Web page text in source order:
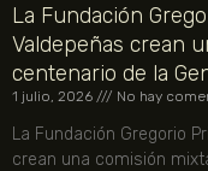
La Fundación
Valdepeñas crean
centenario de la
1 julio, 2026 No hay
La Fundación Gregorio
crean una comisión